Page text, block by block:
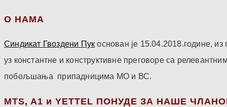
О НАМА
Синдикат Гвоздени Пук основан је 15.04.2018.године,
уз константне и конструктивне преговоре са
побољшања припадницима МО и ВС.
МТS, A1 и YETTEL ПОНУДЕ ЗА НАШЕ